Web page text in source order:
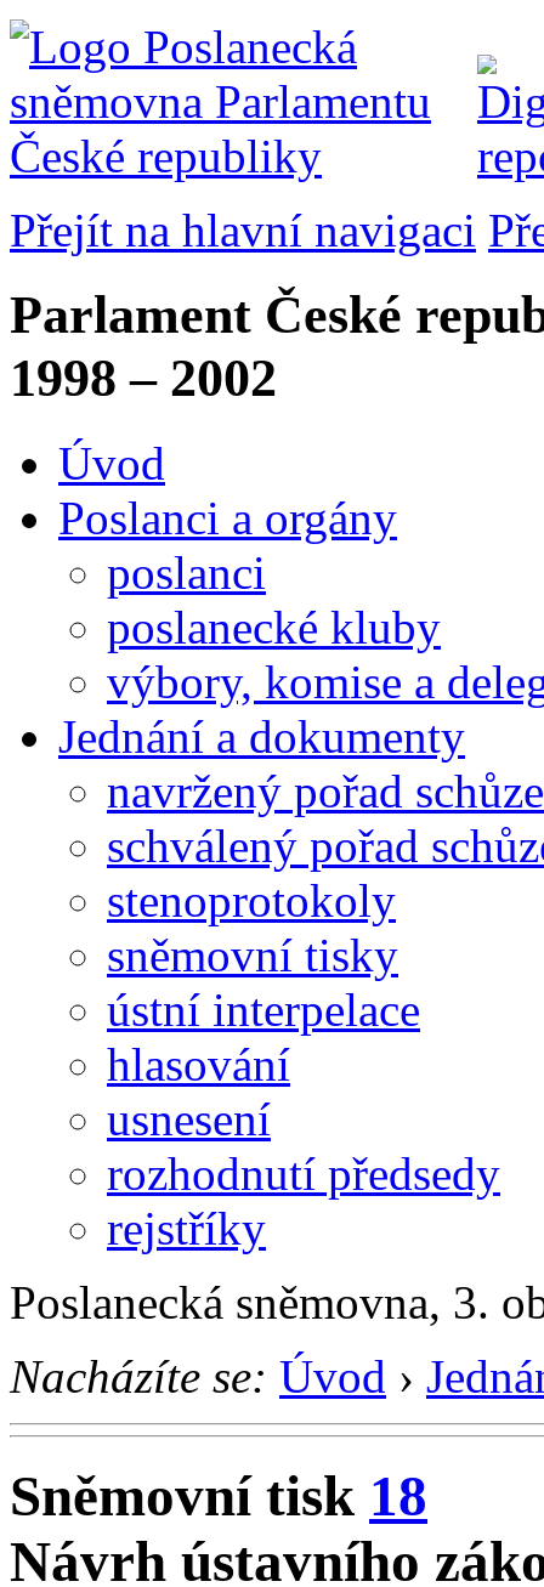
Přejít na hlavní navigaci
Parlament České
1998 – 2002
Úvod
Poslanci a orgány
poslanci
poslanecké kluby
výbory, komise a
Jednání a dokumenty
navržený pořad schůze
schválený pořad
stenoprotokoly
sněmovní tisky
ústní interpelace
hlasování
usnesení
rozhodnutí předsedy
rejstříky
Poslanecká sněmovna, 3.
Nacházíte se: Úvod ›
Sněmovní tisk 18
Návrh ústavního